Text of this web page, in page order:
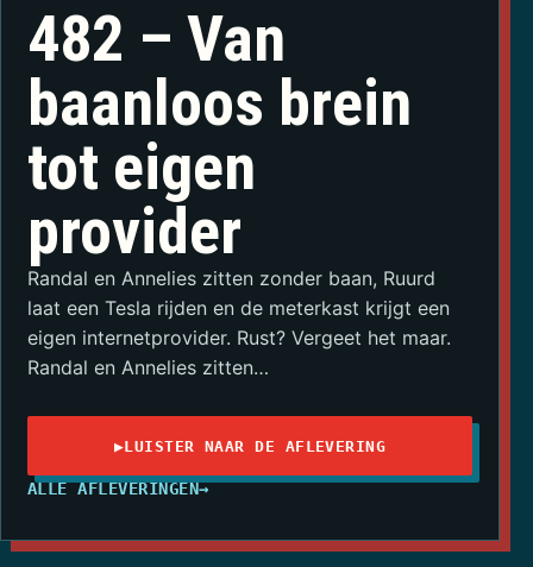
482 – Van
baanloos brein
tot eigen
provider
Randal en Annelies zitten zonder baan, Ruurd
laat een Tesla rijden en de meterkast krijgt een
eigen internetprovider. Rust? Vergeet het maar.
Randal en Annelies zitten…
▶LUISTER NAAR DE AFLEVERING
ALLE AFLEVERINGEN→